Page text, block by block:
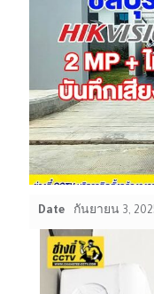
Date กันยายน 3,